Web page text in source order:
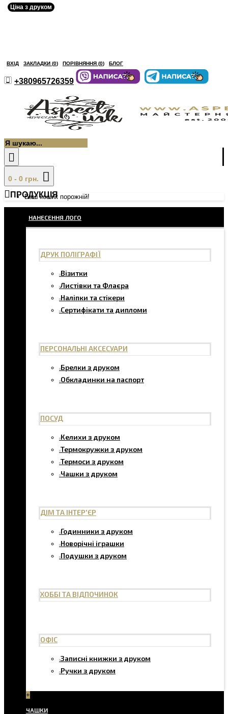
ВХІД ЗАКЛАДКИ (0) ПОРІВНЯННЯ (0) БЛОГ
+380965726359
0 - 0 грн.
Ваш кошик порожній!
ПРОДУКЦІЯ
НАНЕСЕННЯ ЛОГО
ДРУК ПОЛІГРАФІЇ
Візитки
Листівки та Флаєра
Наліпки та стікери
Сертифікати та дипломи
ПЕРСОНАЛЬНІ АКСЕСУАРИ
Брелки з друком
Обкладинки на паспорт
ПОСУД
Келихи з друком
Термокружки з друком
Термоси з друком
Чашки з друком
ДІМ ТА ІНТЕР'ЄР
Годинники з друком
Новорічні іграшки
Подушки з друком
ХОББІ ТА ВІДПОЧИНОК
ОФІС
Записні книжки з друком
Ручки з друком
+
ЧАШКИ
Ціна з друком